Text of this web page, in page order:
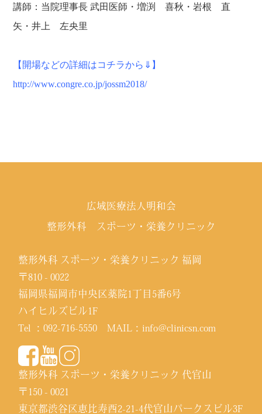
講師：当院理事長 武田医師・増渕 喜秋・岩根 直
矢・井上 左央里
【開場などの詳細はコチラから⇓】
http://www.congre.co.jp/jossm2018/
広域医療法人明和会
整形外科 スポーツ・栄養クリニック
整形外科 スポーツ・栄養クリニック 福岡
〒810 - 0022
福岡県福岡市中央区薬院1丁目5番6号
ハイヒルズビル1F
Tel ：092-716-5550 MAIL：info@clinicsn.com
整形外科 スポーツ・栄養クリニック 代官山
〒150 - 0021
東京都渋谷区恵比寿西2-21-4代官山パークスビル3F